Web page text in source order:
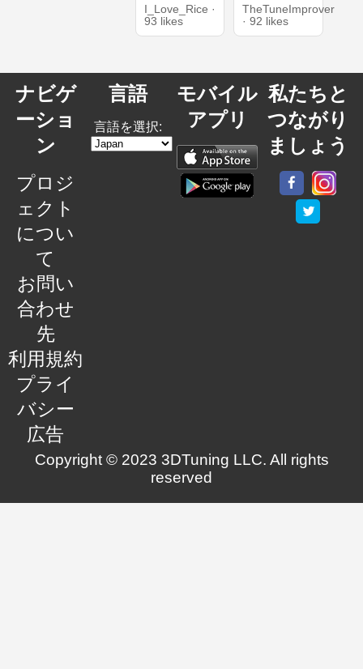
I_Love_Rice ·
93 likes
TheTuneImprover
· 92 likes
ナビゲ
ーショ
ン
プロジ
ェクト
につい
て
お問い
合わせ
先
利用規約
プライ
バシー
広告
言語
言語を選択:
モバイル
アプリ
私たちと
つながり
ましょう
Copyright © 2023 3DTuning LLC. All rights
reserved